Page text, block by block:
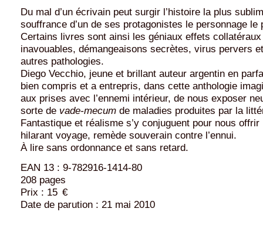
Du mal d’un écrivain peut surgir l’histoire la plus
souffrance d’un de ses protagonistes le personnage le
Certains livres sont ainsi les géniaux effets
inavouables, démangeaisons secrètes, virus pervers et
autres pathologies.
Diego Vecchio, jeune et brillant auteur argentin en
bien compris et a entrepris, dans cette anthologie
aux prises avec l’ennemi intérieur, de nous exposer
sorte de vade-mecum de maladies produites par la
Fantastique et réalisme s’y conjuguent pour nous
hilarant voyage, remède souverain contre l’ennui.
À lire sans ordonnance et sans retard.
EAN 13 : 9-782916-1414-80
208 pages
Prix : 15 €
Date de parution : 21 mai 2010